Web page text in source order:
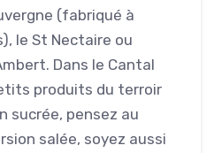
(fabriqué à
le St Nectaire ou
Dans le Cantal
produits du terroir
sucrée, pensez au
salée, soyez aussi